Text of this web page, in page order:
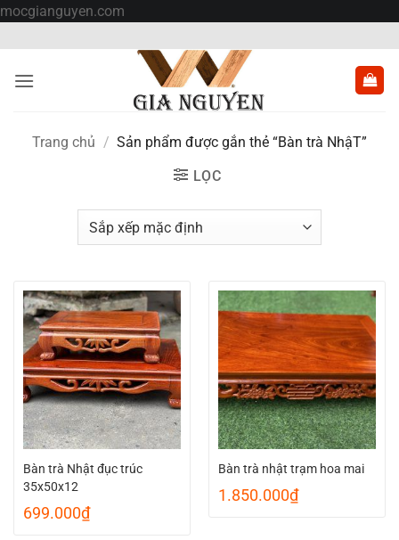
mocgianguyen.com
nội
dung
Trang chủ / Sản phẩm được gắn thẻ “Bàn trà NhậT”
LỌC
Bàn trà Nhật đục trúc
35x50x12
699.000₫
Bàn trà nhật trạm hoa mai
1.850.000₫